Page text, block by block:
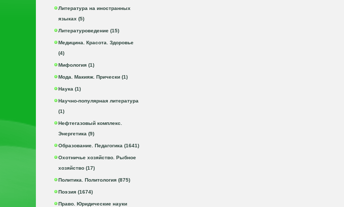
Литература на иностранных
языках (5)
Литературоведение (15)
Медицина. Красота. Здоровье
(4)
Мифология (1)
Мода. Макияж. Прически (1)
Наука (1)
Научно-популярная литература
(1)
Нефтегазовый комплекс.
Энергетика (9)
Образование. Педагогика (1641)
Охотничье хозяйство. Рыбное
хозяйство (17)
Политика. Политология (875)
Поэзия (1674)
Право. Юридические науки